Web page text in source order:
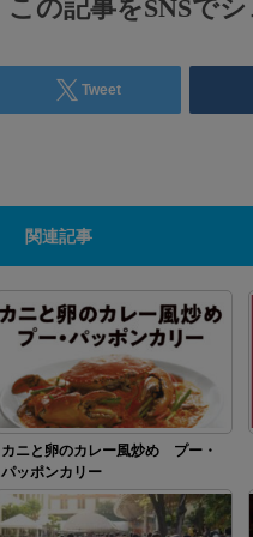
この記事をSNSでシ
Tweet
関連記事
カニと卵のカレー風炒め プー・
パッポンカリー